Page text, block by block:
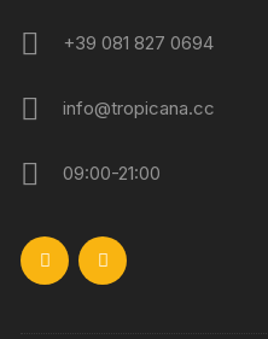
+39 081 827 0694
info@tropicana.cc
09:00-21:00